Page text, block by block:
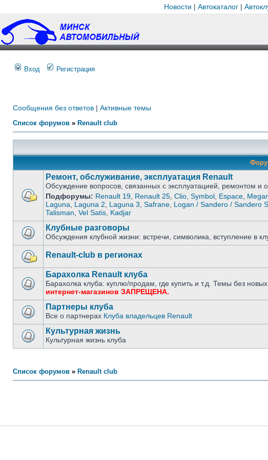
Новости | Автокаталог|
Вход Регистрация
Сообщения без ответов | Активные темы
Список форумов » Renault club
Ремонт, обслуживание, эксплуатация Renault
Обсуждение вопросов, связанных с эксплуатацией, ремонтом и
Подфорумы: Renault 19 Renault 25 Clio, Symbol Espace
Laguna
Laguna 2 Laguna 3 Safrane Logan / Sandero / Sandero
Talisman Vel Satis Kadjar
Клубные разговоры
Обсуждения клубной жизни: встречи, символика, вступление в
Renault-club в регионах
Барахолка Renault клуба
Барахолка клуба: куплю/продам, где купить и т.д. Темы без
интернет-магазинов ЗАПРЕЩЕНА.
Партнеры клуба
Все о партнерах Клуба владельцев Renault
Культурная жизнь
Культурная жизнь клуба
Список форумов » Renault club